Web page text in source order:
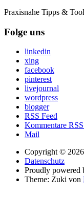
Praxisnahe Tipps &
Folge uns
linkedin
xing
facebook
pinterest
livejournal
wordpress
blogger
RSS Feed
Kommentare
Mail
Copyright © 2026
Datenschutz
Proudly powered
Theme: Zuki von